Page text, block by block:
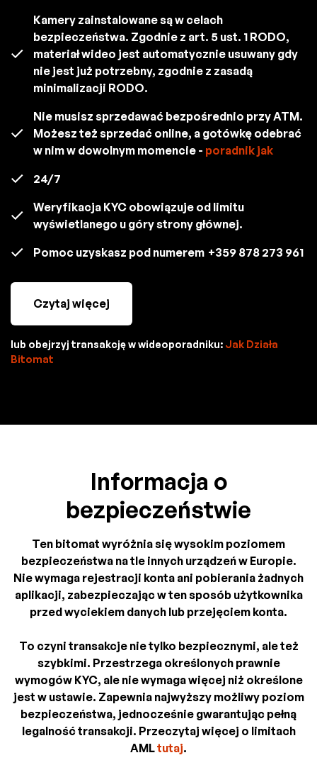
Kamery zainstalowane są w celach
bezpieczeństwa. Zgodnie z art. 5 ust. 1 RODO,
materiał wideo jest automatycznie usuwany gdy
nie jest już potrzebny, zgodnie z zasadą
minimalizacji RODO.
Nie musisz sprzedawać bezpośrednio przy ATM.
Możesz też sprzedać online, a gotówkę odebrać
w nim w dowolnym momencie - poradnik jak
24/7
Weryfikacja KYC obowiązuje od limitu
wyświetlanego u góry strony głównej.
Pomoc uzyskasz pod numerem +359 878 273 961
Czytaj więcej
lub obejrzyj transakcję w wideoporadniku: Jak Działa
Bitomat
Informacja o
bezpieczeństwie
Ten bitomat wyróżnia się wysokim poziomem
bezpieczeństwa na tle innych urządzeń w Europie.
Nie wymaga rejestracji konta ani pobierania żadnych
aplikacji, zabezpieczając w ten sposób użytkownika
przed wyciekiem danych lub przejęciem konta.
To czyni transakcje nie tylko bezpiecznymi, ale też
szybkimi. Przestrzega określonych prawnie
wymogów KYC, ale nie wymaga więcej niż określone
jest w ustawie. Zapewnia najwyższy możliwy poziom
bezpieczeństwa, jednocześnie gwarantując pełną
legalność transakcji. Przeczytaj więcej o limitach
AMLtutaj.